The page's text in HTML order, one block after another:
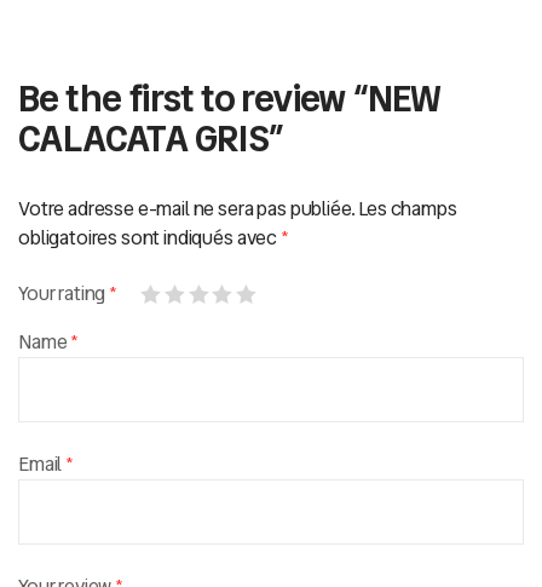
Be the first to review “NEW
CALACATA GRIS”
Votre adresse e-mail ne sera pas publiée.Les champs
obligatoires sont indiqués avec *
Your rating *
Name*
Email*